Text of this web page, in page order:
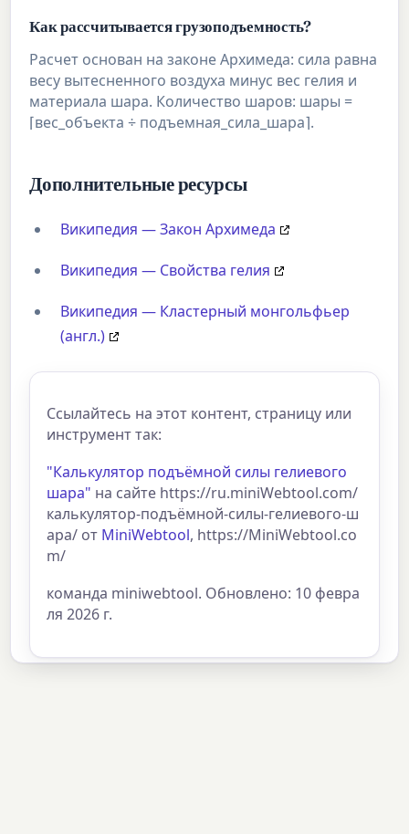
Как рассчитывается грузоподъемность?
Расчет основан на законе Архимеда: сила равна
весу вытесненного воздуха минус вес гелия и
материала шара. Количество шаров: шары =
⌈вес_объекта ÷ подъемная_сила_шара⌉.
Дополнительные ресурсы
Википедия — Закон Архимеда
Википедия — Свойства гелия
Википедия — Кластерный монгольфьер
(англ.)
Ссылайтесь на этот контент, страницу или
инструмент так:
"Калькулятор подъёмной силы гелиевого
шара" на сайте https://ru.miniWebtool.com/
калькулятор-подъёмной-силы-гелиевого-ш
ара/ от MiniWebtool, https://MiniWebtool.co
m/
команда miniwebtool. Обновлено: 10 февра
ля 2026 г.